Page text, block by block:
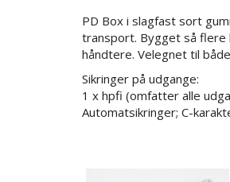
PD Box i slagfast sort
transport. Bygget så flere
håndtere. Velegnet til
Sikringer på udgange:
1 x hpfi (omfatter alle
Automatsikringer; C-